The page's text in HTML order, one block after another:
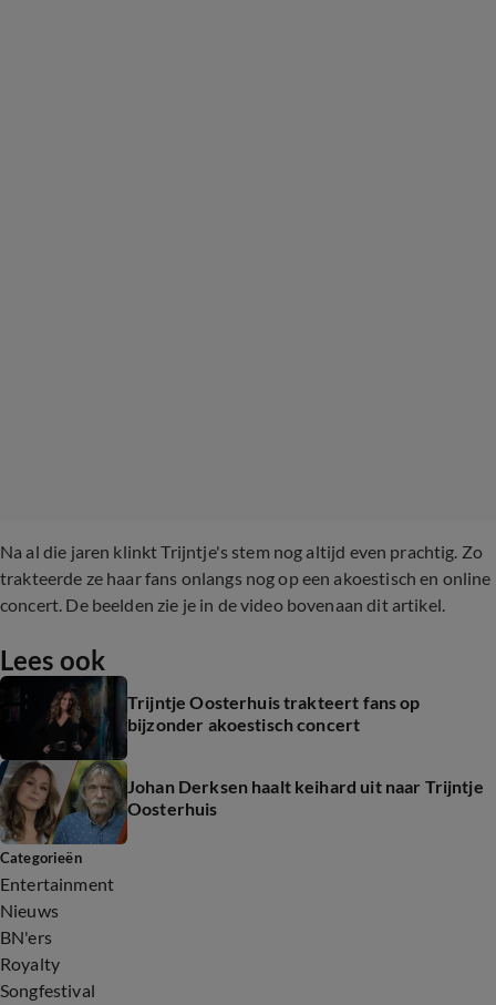
Na al die jaren klinkt Trijntje's stem nog altijd even prachtig. Zo
trakteerde ze haar fans onlangs nog op een akoestisch en online
concert. De beelden zie je in de video bovenaan dit artikel.
Lees ook
Trijntje Oosterhuis trakteert fans op
bijzonder akoestisch concert
Johan Derksen haalt keihard uit naar Trijntje
Oosterhuis
Categorieën
Entertainment
Nieuws
BN'ers
Royalty
Songfestival